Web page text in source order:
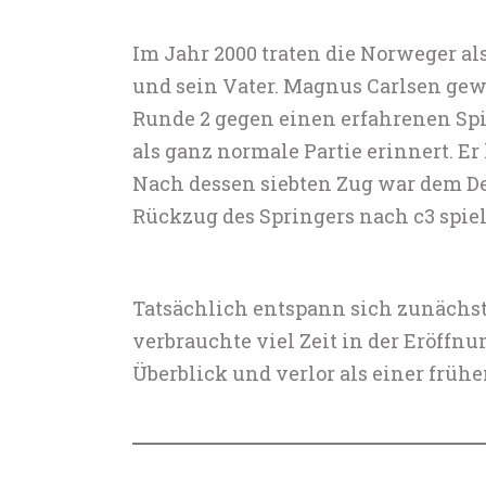
Im Jahr 2000 traten die Norweger
und sein Vater. Magnus Carlsen
Runde 2 gegen einen erfahrenen
als ganz normale Partie erinnert.
Nach dessen siebten Zug war dem
Rückzug des Springers nach c3
Tatsächlich entspann sich
verbrauchte viel Zeit in der
Überblick und verlor als einer